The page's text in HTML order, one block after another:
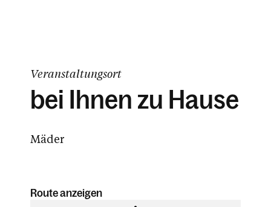
Veranstaltungsort
bei Ihnen zu Hause
Mäder
Route anzeigen